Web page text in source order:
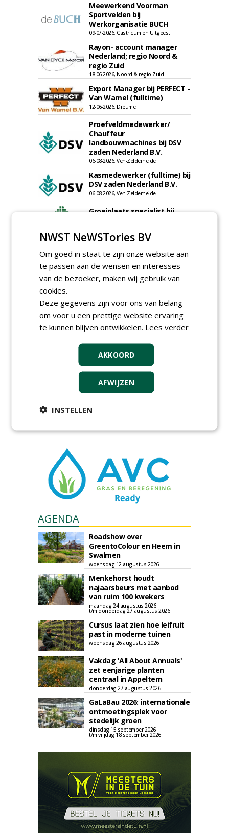
Meewerkend Voorman
Sportvelden bij
Werkorganisatie BUCH
09-07-2026, Castricum en Uitgeest
Rayon- account manager
Nederland; regio Noord &
regio Zuid
18-06-2026, Noord & regio Zuid
Export Manager bij PERFECT -
Van Wamel (fulltime)
12-06-2026, Dreumel
Proefveldmedewerker/
Chauffeur
landbouwmachines bij DSV
zaden Nederland B.V.
06-08-2026, Ven-Zelderheide
Kasmedewerker (fulltime) bij
DSV zaden Nederland B.V.
06-08-2026, Ven-Zelderheide
Groeiplaats specialist bij
Boomtotaalzorg24-40 uur
30-07-2026, Schalkwijk
GREEN OUTLET
plaatsen via zijn eigen account.
AGENDA
Roadshow over
GreentoColour en Heem in
Swalmen
woensdag 12 augustus 2026
Menkehorst houdt
najaarsbeurs met aanbod
van ruim 100 kwekers
maandag 24 augustus 2026
t/m donderdag 27 augustus 2026
Cursus laat zien hoe leifruit
past in moderne tuinen
woensdag 26 augustus 2026
Vakdag 'All About Annuals'
zet eenjarige planten
centraal in Appeltern
donderdag 27 augustus 2026
GaLaBau 2026: internationale
ontmoetingsplek voor
stedelijk groen
dinsdag 15 september 2026
t/m vrijdag 18 september 2026
NWST NeWSTories BV
Om goed in staat te zijn onze website aan
te passen aan de wensen en interesses
van de bezoeker, maken wij gebruik van
cookies.
Deze gegevens zijn voor ons van belang
om voor u een prettige website ervaring
te kunnen blijven ontwikkelen. Lees verder
AKKOORD
AFWIJZEN
INSTELLEN